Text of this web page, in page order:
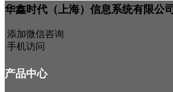
华鑫时代（上海）信息系统有限公司
添加微信咨询
手机访问
产品中心